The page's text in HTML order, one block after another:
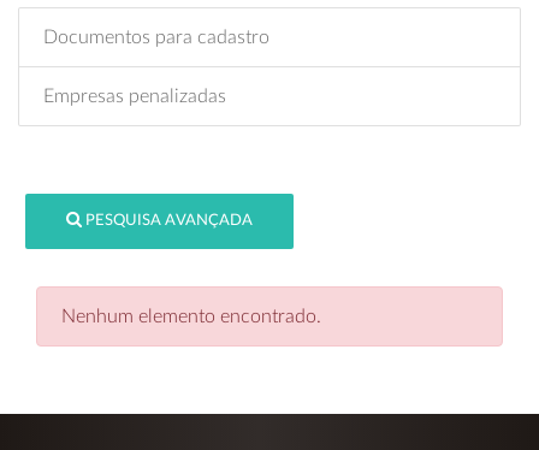
Documentos para cadastro
Empresas penalizadas
PESQUISA AVANÇADA
Nenhum elemento encontrado.